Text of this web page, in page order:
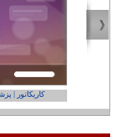
کاریکاتور |